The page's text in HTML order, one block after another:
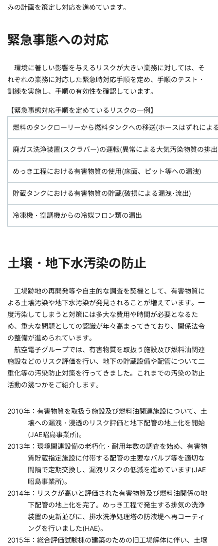
みの計画を策定し対応を進めています。
緊急事態への対応
環境に著しい影響を与えるリスクが大きい業務に対しては、そ
れぞれの業務に対応した緊急時対応手順を定め、手順のテスト・
訓練を実施し、手順の有効性を確認しています。
【緊急事態対応手順を定めているリスクの一例】
燃料のタンクローリーから燃料タンクへの移送(ホースはずれによ
廃ガス洗浄装置(スクラバー)の運転(異常による大気汚染物質の排
めっき工程における有害物質の使用(床面、ピット等への漏洩)
貯蔵タンクにおける有害物質の貯蔵(破損による漏洩･流出)
冷凍機・空調機からの冷媒フロン類の漏出
土壌・地下水汚染の防止
工場跡地の再開発等や自主的な調査を契機として、有害物質に
よる土壌汚染や地下水汚染が発見されることが増えています。一
度汚染してしまうと対策には多大な費用や時間が必要となるた
め、重大な問題としての認識が年々高まってきており、関係法令
の整備が進められています。
航空電子グループでは、有害物質を取扱う施設及び燃料油関連
施設などのリスク評価を行い、地下の貯蔵設備や配管について二
重化等の汚染防止対策を行ってきました。これまでの汚染の防止
活動の幾つかをご紹介します。
2010年：有害物質を取扱う施設及び燃料油関連施設について、土
壌への漏洩・浸透のリスク評価と地下配管の地上化を開始
(JAE昭島事業所)。
2013年：環境関連設備の老朽化・耐用年数の調査を始め、有害物
質貯蔵指定施設に付帯する配管の主要なバルブ等を適切な
間隔で定期交換し、漏洩リスクの低減を進めています(JAE
昭島事業所)。
2014年：リスクが高いと評価された有害物質及び燃料油関係の地
下配管の地上化を完了。めっき工程で発生する排気の洗浄
装置の更新並びに、排水洗浄処理塔の防液堤へ再コーティ
ングを行いました(HAE)。
2015年：総合評価試験棟の建築のための旧工場解体に伴い、土壌